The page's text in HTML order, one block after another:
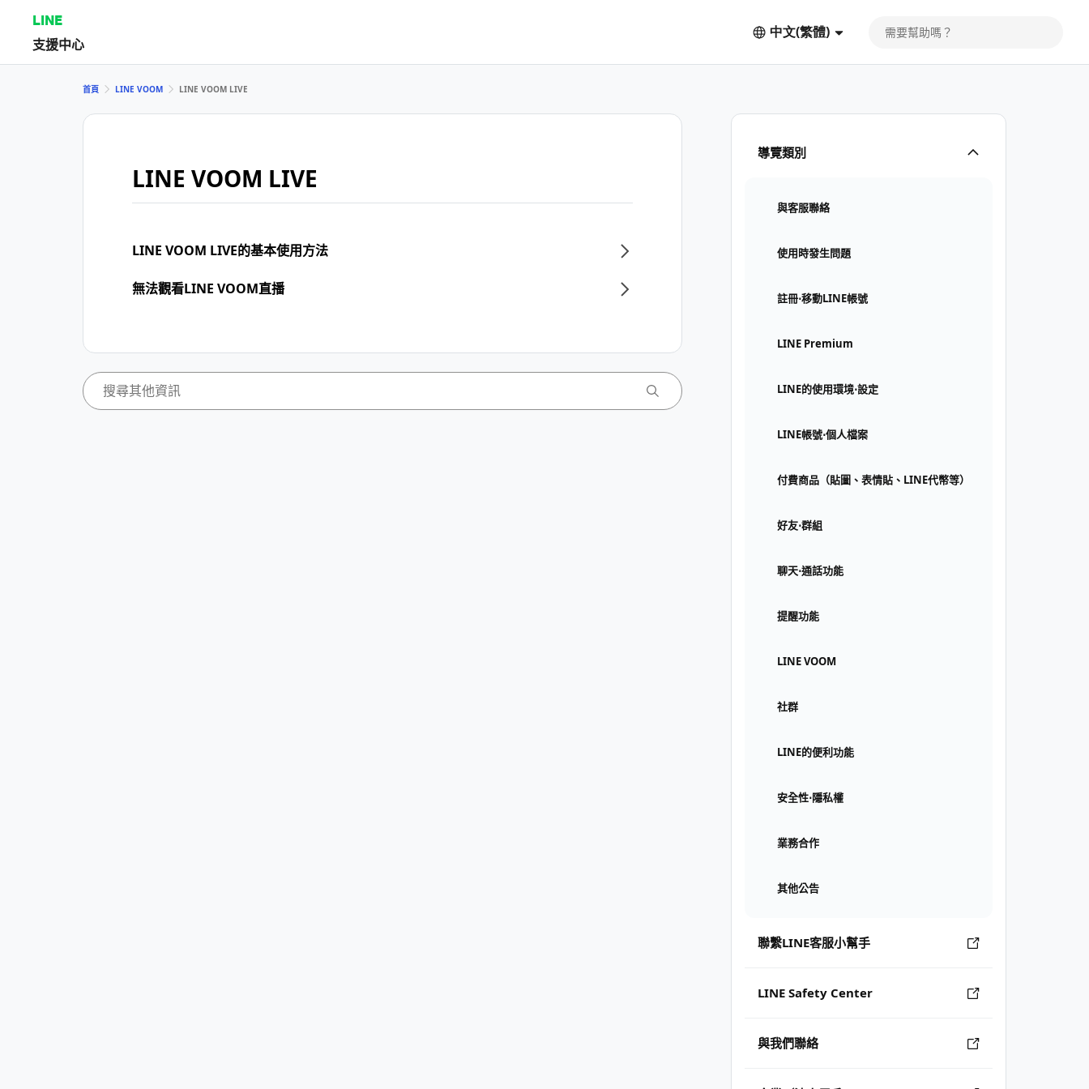
LINE
支援中心
中文(繁體)
導覽類別
與客服聯絡
使用時發生問題
註冊⋅移動LINE帳號
LINE Premium
LINE的使用環境⋅設定
LINE帳號⋅個人檔案
付費商品（貼圖、表情貼、LINE代幣等）
好友⋅群組
聊天⋅通話功能
提醒功能
LINE VOOM
社群
LINE的便利功能
安全性⋅隱私權
業務合作
其他公告
聯繫LINE客服小幫手
LINE Safety Center
與我們聯絡
首頁 LINE VOOM LINE VOOM LIVE
LINE VOOM LIVE
LINE VOOM LIVE的基本使用方法
無法觀看LINE VOOM直播